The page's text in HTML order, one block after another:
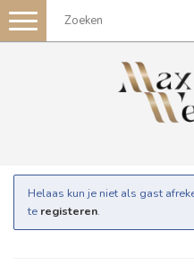
Toggle
navigation
Helaas kun je niet als gast
te registeren.